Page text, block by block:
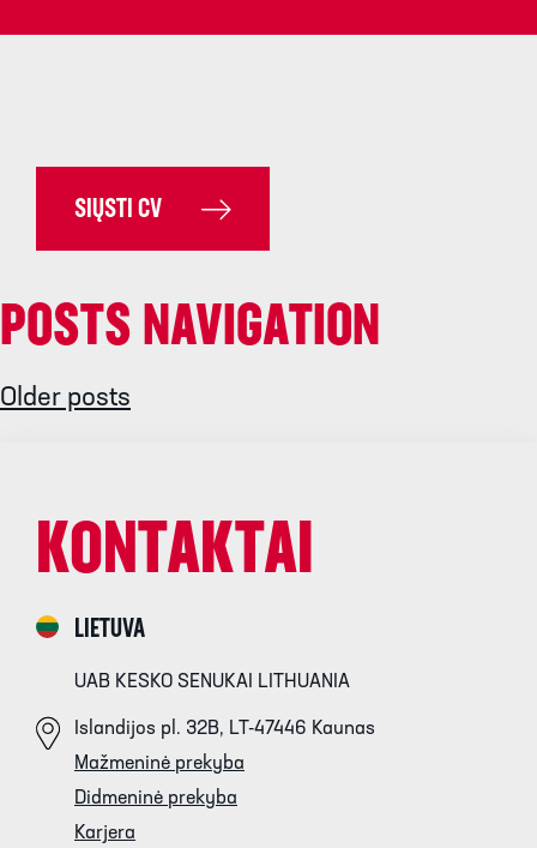
SIŲSTI CV
POSTS NAVIGATION
Older posts
KONTAKTAI
LIETUVA
UAB KESKO SENUKAI LITHUANIA
Islandijos pl. 32B, LT-47446 Kaunas
Mažmeninė prekyba
Didmeninė prekyba
Karjera